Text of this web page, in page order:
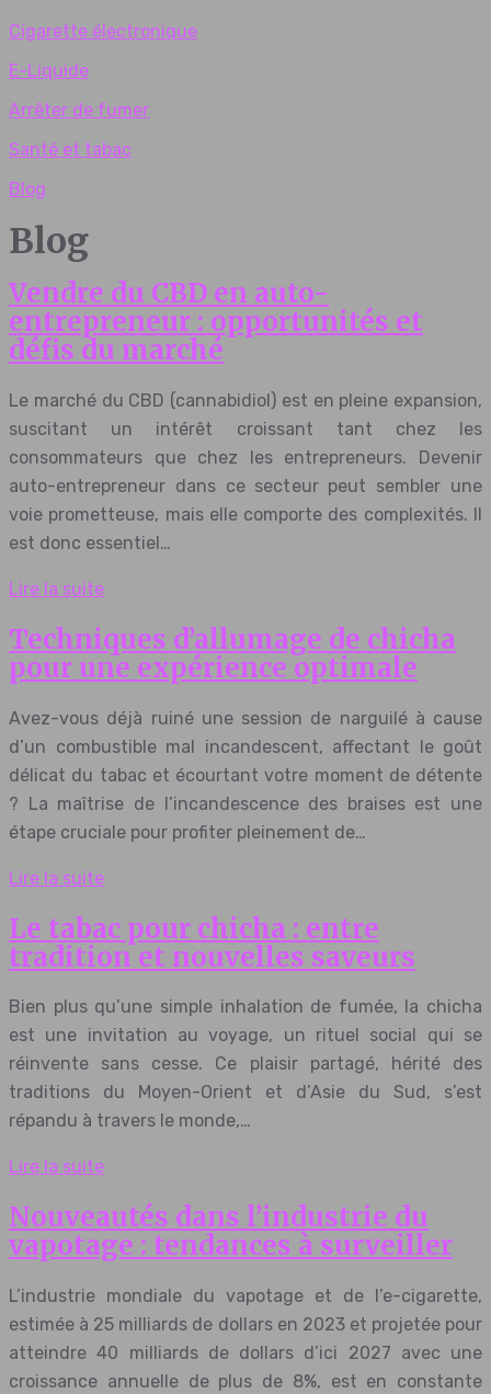
Cigarette électronique
E-Liquide
Arrêter de fumer
Santé et tabac
Blog
Blog
Vendre du CBD en auto-
entrepreneur : opportunités et
défis du marché
Le marché du CBD (cannabidiol) est en pleine expansion,
suscitant un intérêt croissant tant chez les
consommateurs que chez les entrepreneurs. Devenir
auto-entrepreneur dans ce secteur peut sembler une
voie prometteuse, mais elle comporte des complexités. Il
est donc essentiel…
Lire la suite
Techniques d’allumage de chicha
pour une expérience optimale
Avez-vous déjà ruiné une session de narguilé à cause
d’un combustible mal incandescent, affectant le goût
délicat du tabac et écourtant votre moment de détente
? La maîtrise de l’incandescence des braises est une
étape cruciale pour profiter pleinement de…
Lire la suite
Le tabac pour chicha : entre
tradition et nouvelles saveurs
Bien plus qu’une simple inhalation de fumée, la chicha
est une invitation au voyage, un rituel social qui se
réinvente sans cesse. Ce plaisir partagé, hérité des
traditions du Moyen-Orient et d’Asie du Sud, s’est
répandu à travers le monde,…
Lire la suite
Nouveautés dans l’industrie du
vapotage : tendances à surveiller
L’industrie mondiale du vapotage et de l’e-cigarette,
estimée à 25 milliards de dollars en 2023 et projetée pour
atteindre 40 milliards de dollars d’ici 2027 avec une
croissance annuelle de plus de 8%, est en constante